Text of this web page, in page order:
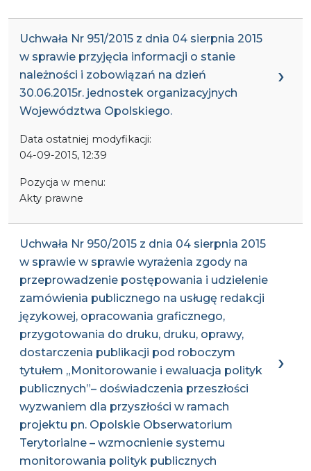
Uchwała Nr 951/2015 z dnia 04 sierpnia 2015
w sprawie przyjęcia informacji o stanie
należności i zobowiązań na dzień
30.06.2015r. jednostek organizacyjnych
Województwa Opolskiego.
Data ostatniej modyfikacji:
04-09-2015, 12:39
Pozycja w menu:
Akty prawne
Uchwała Nr 950/2015 z dnia 04 sierpnia 2015
w sprawie w sprawie wyrażenia zgody na
przeprowadzenie postępowania i udzielenie
zamówienia publicznego na usługę redakcji
językowej, opracowania graficznego,
przygotowania do druku, druku, oprawy,
dostarczenia publikacji pod roboczym
tytułem „Monitorowanie i ewaluacja polityk
publicznych”– doświadczenia przeszłości
wyzwaniem dla przyszłości w ramach
projektu pn. Opolskie Obserwatorium
Terytorialne – wzmocnienie systemu
monitorowania polityk publicznych